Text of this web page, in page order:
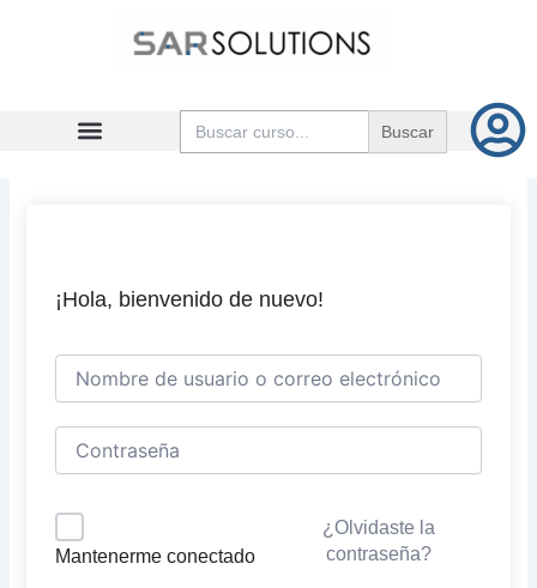
Buscar:
¡Hola, bienvenido de nuevo!
Mantenerme conectado
¿Olvidaste la
contraseña?